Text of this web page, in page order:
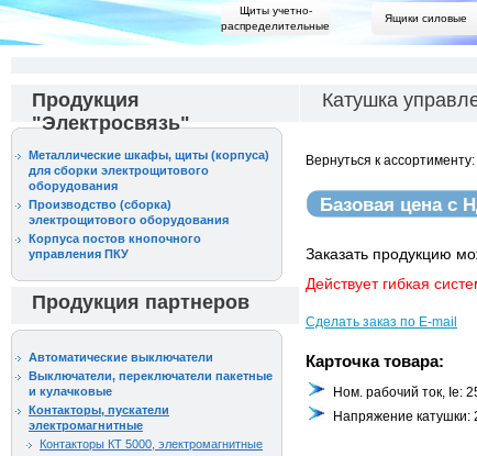
Щиты учетно-
распределительные
Ящики силовые
Продукция
"Электросвязь"
Металлические шкафы, щиты (корпуса)
для сборки электрощитового
оборудования
Производство (сборка)
электрощитового оборудования
Корпуса постов кнопочного
управления ПКУ
Продукция партнеров
Автоматические выключатели
Выключатели, переключатели пакетные
и кулачковые
Контакторы, пускатели
электромагнитные
Контакторы КТ 5000, электромагнитные
Катушка
Вернуться к ассортименту:
Базовая цена с
Заказать продукцию
Действует гибкая
Сделать заказ по E-mail
Карточка товара:
Ном. рабочий ток, Ie:
Напряжение катушки: